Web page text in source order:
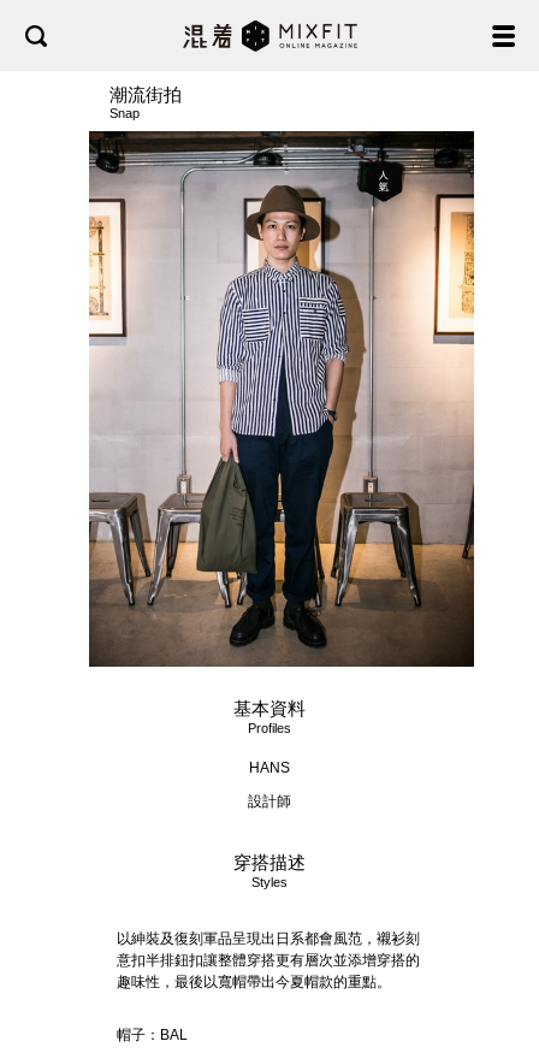
潮流街拍
Snap
基本資料
Profiles
HANS
設計師
穿搭描述
Styles
以紳裝及復刻軍品呈現出日系都會風范，襯衫刻
意扣半排鈕扣讓整體穿搭更有層次並添增穿搭的
趣味性，最後以寬帽帶出今夏帽款的重點。
帽子：BAL